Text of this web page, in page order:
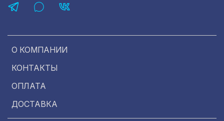
О КОМПАНИИ
КОНТАКТЫ
ОПЛАТА
ДОСТАВКА